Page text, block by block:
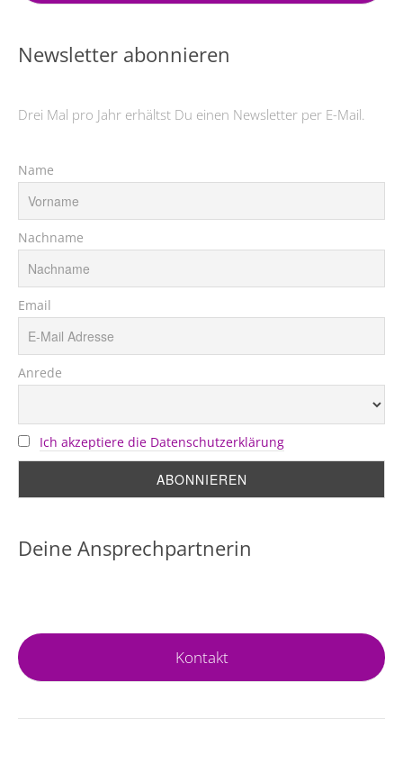
Newsletter abonnieren
Drei Mal pro Jahr erhältst Du einen Newsletter per E-Mail.
Name
Nachname
Email
Anrede
Ich akzeptiere die Datenschutzerklärung
Deine Ansprechpartnerin
Kontakt